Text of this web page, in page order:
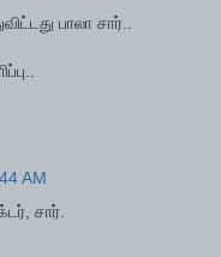
பாலா சார்..
AM
சார்.